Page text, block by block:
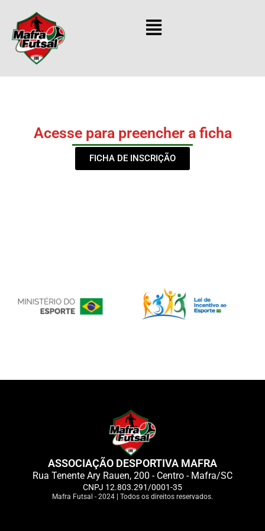
para
conteúdo
Acesse para preencher a ficha
FICHA DE INSCRIÇÃO
ASSOCIAÇÃO DESPORTIVA MAFRA
Rua Tenente Ary Rauen, 200 - Centro - Mafra/SC
CNPJ 12.803.291/0001-35
Mafra Futsal - 2024 | Todos os direitos reservados.